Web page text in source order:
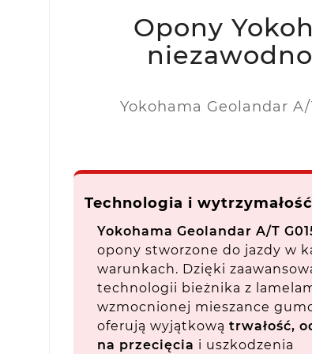
Opony
Yokohama Geolandar
Technologia i wytrzymałość
Yokohama Geolandar A/T
opony stworzone do jazdy w
warunkach. Dzięki
technologii bieżnika z
wzmocnionej mieszance
oferują wyjątkową trwałość,
na przecięcia i uszkodzenia